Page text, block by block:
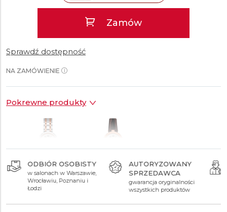
Zamów
Sprawdź dostępność
NA ZAMÓWIENIE
Pokrewne produkty
2 350 zł
ODBIÓR OSOBISTY
w salonach w Warszawie,
Wrocławiu, Poznaniu i
Łodzi
AUTORYZOWANY
SPRZEDAWCA
gwarancja oryginalności
wszystkich produktów